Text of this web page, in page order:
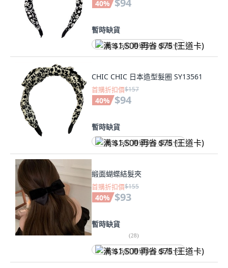
40% $94
暫時缺貨
满 $1,500 再省 $75 (王道卡)
CHIC CHIC 日本造型髮圈 SY13561
首購折扣價$157
40% $94
暫時缺貨
满 $1,500 再省 $75 (王道卡)
緞面蝴蝶結髮夾
首購折扣價$155
40% $93
暫時缺貨
(28)
满 $1,500 再省 $75 (王道卡)